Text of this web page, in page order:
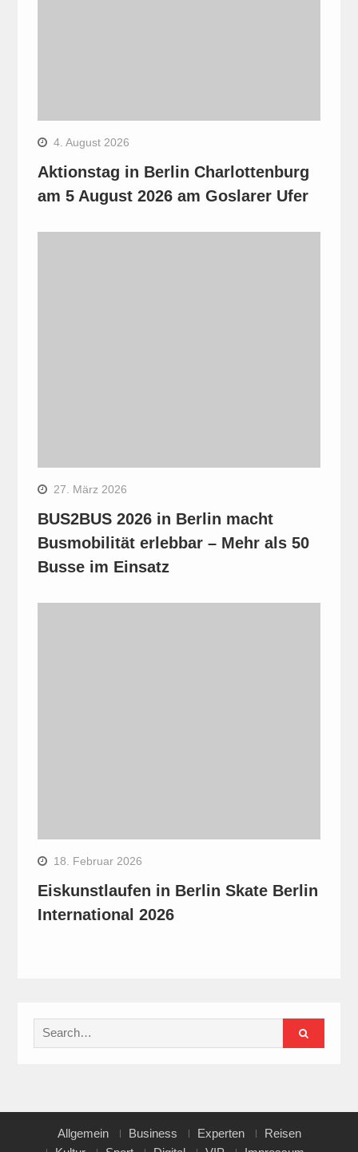
4. August 2026
Aktionstag in Berlin Charlottenburg
am 5 August 2026 am Goslarer Ufer
27. März 2026
BUS2BUS 2026 in Berlin macht
Busmobilität erlebbar – Mehr als 50
Busse im Einsatz
18. Februar 2026
Eiskunstlaufen in Berlin Skate Berlin
International 2026
Search
for:
Allgemein Business Experten
Reisen